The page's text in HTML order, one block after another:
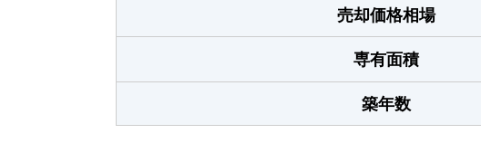
売却価格相場
専有面積
築年数